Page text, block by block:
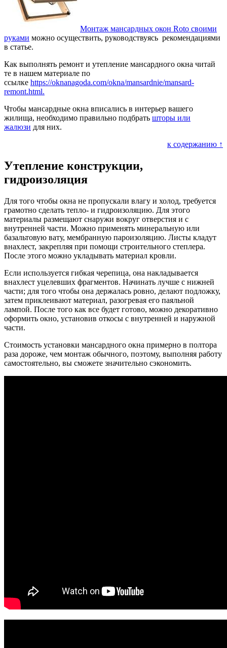
Монтаж мансардных окон Roto своими
руками можно осуществить, руководствуясь рекомендациями
в статье.
Как выполнять ремонт и утепление мансардного окна читай
те в нашем материале по
ссылке https://oknanagoda.com/okna/mansardnie/mansard-
remont.html.
Чтобы мансардные окна вписались в интерьер вашего
жилища, необходимо правильно подбрать шторы или
жалюзи для них.
к содержанию ↑
Утепление конструкции,
гидроизоляция
Для того чтобы окна не пропускали влагу и холод, требуется
грамотно сделать тепло- и гидроизоляцию. Для этого
материалы размещают снаружи вокруг отверстия и с
внутренней части. Можно применять минеральную или
базальтовую вату, мембранную пароизоляцию. Листы кладут
внахлест, закрепляя при помощи строительного степлера.
После этого можно укладывать материал кровли.
Если используется гибкая черепица, она накладывается
внахлест уцелевших фрагментов. Начинать лучше с нижней
части; для того чтобы она держалась ровно, делают подложку,
затем приклеивают материал, разогревая его паяльной
лампой. После того как все будет готово, можно декоративно
оформить окно, установив откосы с внутренней и наружной
части.
Стоимость установки мансардного окна примерно в полтора
раза дороже, чем монтаж обычного, поэтому, выполняя работу
самостоятельно, вы сможете значительно сэкономить.